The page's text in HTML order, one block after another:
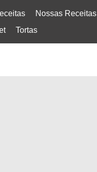
Nossas Receitas
Tortas